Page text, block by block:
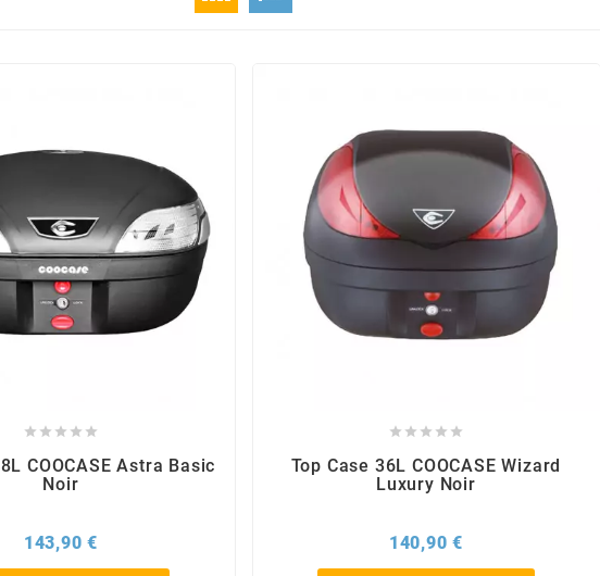
    
COOCASE Astra Basic
Noir
143,90 €
    
Top Case 36L COOCASE Wizard
Luxury Noir
140,90 €